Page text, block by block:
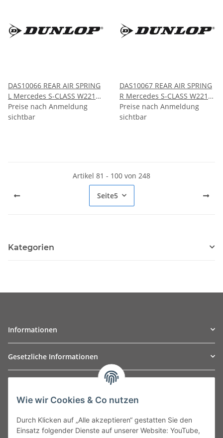
DAS10066 REAR AIR SPRING
L Mercedes S-CLASS W221
2007-2013
Preise nach Anmeldung
sichtbar
DAS10067 REAR AIR SPRING
R Mercedes S-CLASS W221
2007-2013
Preise nach Anmeldung
sichtbar
Artikel 81 - 100 von 248
Seite5
Kategorien
Informationen
Gesetzliche Informationen
Leibnizstraße 2a
Germany
Wie wir Cookies & Co nutzen
Durch Klicken auf „Alle akzeptieren“ gestatten Sie den
Einsatz folgender Dienste auf unserer Website: YouTube,